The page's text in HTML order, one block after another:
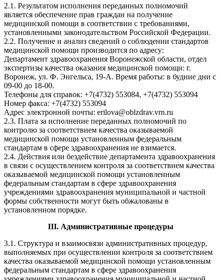
2.1. Результатом исполнения переданных полномочий
является обеспечение прав граждан на получение
медицинской помощи в соответствии с требованиями,
установленными законодательством Российской Федерации.
2.2. Получение и анализ сведений о соблюдении стандартов
медицинской помощи производится по адресу:
Департамент здравоохранения Воронежской области, отдел
экспертизы качества оказания медицинской помощи: г.
Воронеж, ул. Ф. Энгельса, 19-А. Время работы: в будние дни с
09-00 до 18-00.
Телефоны для справок: +7(4732) 553084, +7(4732) 553094
Номер факса: +7(4732) 553094
Адрес электронной почты: erilova@oblzdrav.vrn.ru
2.3. Плата за исполнение переданных полномочий по
контролю за соответствием качества оказываемой
медицинской помощи установленным федеральным
стандартам в сфере здравоохранения не взимается.
2.4. Действия или бездействие департамента здравоохранения
в связи с осуществлением контроля за соответствием качества
оказываемой медицинской помощи установленным
федеральным стандартам в сфере здравоохранения
учреждениями здравоохранения муниципальной и частной
формы собственности могут быть обжалованы в
установленном порядке.
III. Административные процедуры
3.1. Структура и взаимосвязи административных процедур,
выполняемых при осуществлении контроля за соответствием
качества оказываемой медицинской помощи установленным
федеральным стандартам в сфере здравоохранения